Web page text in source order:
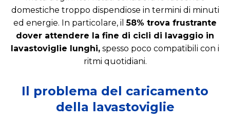
domestiche troppo dispendiose in termini di minuti
ed energie. In particolare, il58% trova frustrante
dover attendere la fine di cicli di lavaggio in
lavastoviglie lunghi, spesso poco compatibili con i
ritmi quotidiani.
Il problema del caricamento
della lavastoviglie